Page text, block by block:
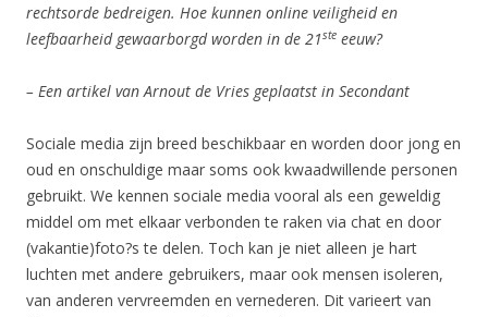
rechtsorde bedreigen. Hoe kunnen online veiligheid en
leefbaarheid gewaarborgd worden in de 21ste eeuw?
– Een artikel van Arnout de Vries geplaatst in Secondant
Sociale media zijn breed beschikbaar en worden door jong en
oud en onschuldige maar soms ook kwaadwillende personen
gebruikt. We kennen sociale media vooral als een geweldig
middel om met elkaar verbonden te raken via chat en door
(vakantie)foto?s te delen. Toch kan je niet alleen je hart
luchten met andere gebruikers, maar ook mensen isoleren,
van anderen vervreemden en vernederen. Dit varieert van